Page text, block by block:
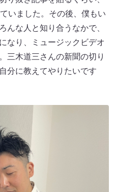
いました。その後、僕もい
んな人と知り合うなかで、
なり、ミュージックビデオ
三木道三さんの新聞の切り
分に教えてやりたいです